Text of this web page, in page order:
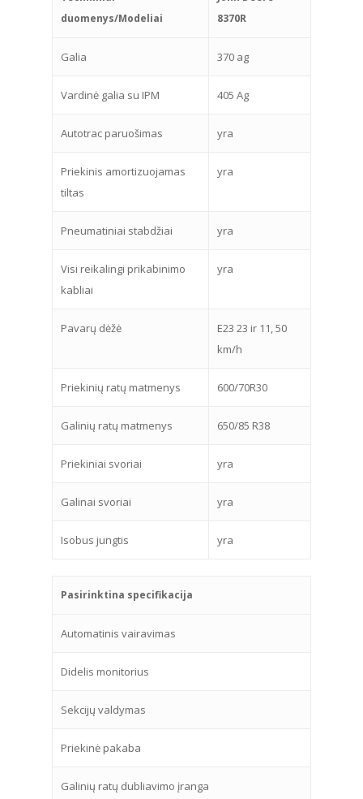
duomenys/Modeliai
8370R
Galia 370 ag
Vardinė galia su IPM 405 Ag
Autotrac paruošimas yra
Priekinis amortizuojamas
tiltas
yra
Pneumatiniai stabdžiai yra
Visi reikalingi prikabinimo
kabliai
yra
Pavarų dėžė
E23 23 ir 11, 50
km/h
Priekinių ratų matmenys 600/70R30
Galinių ratų matmenys 650/85 R38
Priekiniai svoriai yra
Galinai svoriai yra
Isobus jungtis yra
Pasirinktina specifikacija
Automatinis vairavimas
Didelis monitorius
Sekcijų valdymas
Priekinė pakaba
Galinių ratų dubliavimo įranga